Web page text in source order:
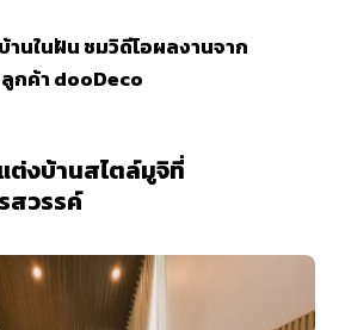
านในฝัน ชมวิดีโอผลงานจาก
ลูกค้า dooDeco
ต่งบ้านสไตล์มูจิที่
สวรรค์